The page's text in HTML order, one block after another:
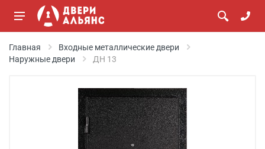
Главная
Входные металлические двери
Наружные двери
ДН 13